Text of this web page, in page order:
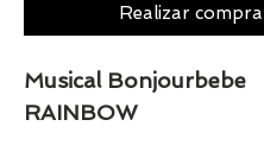
Realizar compra
Musical Bonjourbebe
RAINBOW